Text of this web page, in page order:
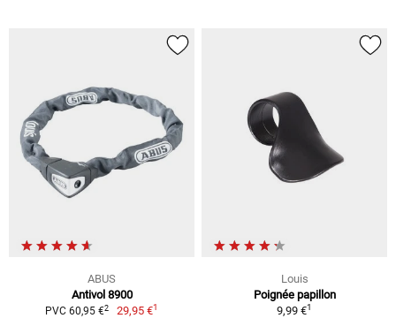
ABUS
Antivol 8900
PVC 60,95 €2 29,95 €1
Louis
Poignée papillon
9,99 €1